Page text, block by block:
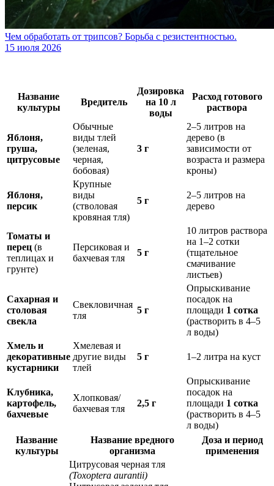
Чем обработать от трипсов? Борьба с резистентностью.
15 июля 2026
Название
культуры
Вредитель
Дозировка
на 10 л
воды
Расход готового
раствора
Яблоня,
груша,
цитрусовые
Обычные
виды тлей
(зеленая,
черная,
бобовая)
3 г
2–5 литров на
дерево (в
зависимости от
возраста и размера
кроны)
Яблоня,
персик
Крупные
виды
(стволовая
кровяная тля)
5 г
2–5 литров на
дерево
Томаты и
перец (в
теплицах и
грунте)
Персиковая и
бахчевая тля
5 г
10 литров раствора
на 1–2 сотки
(тщательное
смачивание
листьев)
Сахарная и
столовая
свекла
Свекловичная
тля
5 г
Опрыскивание
посадок на
площади 1 сотка
(растворить в 4–5
л воды)
Хмель и
декоративные
кустарники
Хмелевая и
другие виды
тлей
5 г 1–2 литра на куст
Клубника,
картофель,
бахчевые
Хлопковая/
бахчевая тля
2,5 г
Опрыскивание
посадок на
площади 1 сотка
(растворить в 4–5
л воды)
Название
культуры
Название вредного
организма
Доза и период
применения
Цитрусовая черная тля
(Toxoptera aurantii)